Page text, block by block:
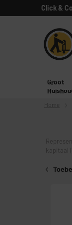
Click &
Groot
kapitaal